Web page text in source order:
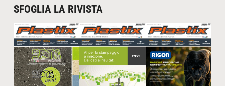
SFOGLIA LA RIVISTA